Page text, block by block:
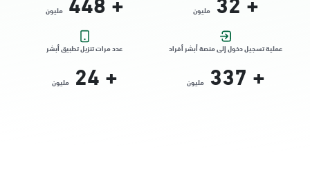
التوجه للموقع
الدمام, الدمام - الشاطئ مول
الأحد - الخميس (08:00-14:30)
مليون مليون
عملية تسجيل دخول إلى منصة أبشر أفراد
+
337 مليون
عدد مرات تنزيل تطبيق أبشر
+
24 مليون